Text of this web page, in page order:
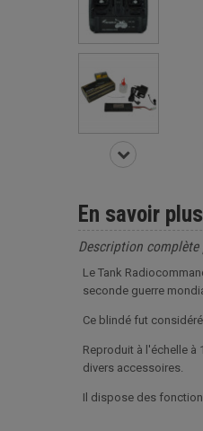
En savoir plus
Description complète
Le Tank
seconde guerre
Ce blindé fut
Reproduit à l'échelle à
divers accessoires.
Il dispose des